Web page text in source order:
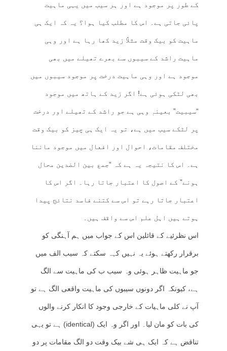
کے طور پر موجود ہے اور ہر سیب میں یہی ماہیت
پائی جاتی ہے۔ اس کا مطلب کیا ہوا؟ یہ کہ ایک ہی
ماہیت کو بیک وقت مثلاً زید کھا رہا ہے اور وہی
ماہیت راشد کے سیبوں سے بھرے تھیلے میں بھی
موجود ہے اور وہی ماہیت درخت پر موجود سیبوں میں
بھی لٹکی ہوئی ہے! اگر زید کے ہاتھ میں موجود
“سیبیت” بعینہٖ وہی ہے جو راشد کے تھیلے اور درخت
پر لٹکے سیب میں ہے، تو یہ ایک ہی چیز کو بیک وقت
مختلف مقامات، احوال اور افعال میں موجود ماننا
ہے۔ اس کا نتیجہ یہ ہے کہ “جمع بین الضدین محال
ہونے” کے اصول کا اعتبار جاتا رہا۔ اگر اس کا
اعتبار جاتا رہے تو اس سے کتنے فاسد نتائج پیدا
ہوتے ہیں اہل علم اس سے واقف ہیں۔
اس نظرئیے کے قائلین اس کے جواب میں ہم آہنگی کو
برقرار رکھتے ہوئے یہ نہیں کہہ سکتے کہ سیب الف میں
جو ماہیت ظاہر ہوئی وہ سیب ب کی ماہیت سے الگ
ہے، کیونکہ اگر دونوں سیبوں کی ماہیت واقعی الگ ہے تو
آپ نے کلی ماہیات کے خارجی وجود کا انکار کرنے والوں
کی بات کو مان لیا۔ اور اگر وہ ایک (identical) ہے تو یہی
تناقض ہے کہ ایک ہی شے بیک وقت دو الگ مقامات پر دو